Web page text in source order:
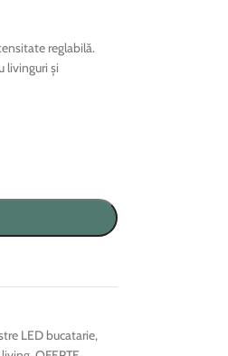
reglabilă.
livinguri și
LED bucatarie,